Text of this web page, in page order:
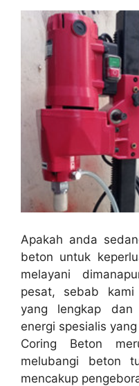
Apakah anda
beton untuk
melayani
pesat, sebab
yang lengkap dan
energi spesialis
Coring Beton
melubangi beton
mencakup